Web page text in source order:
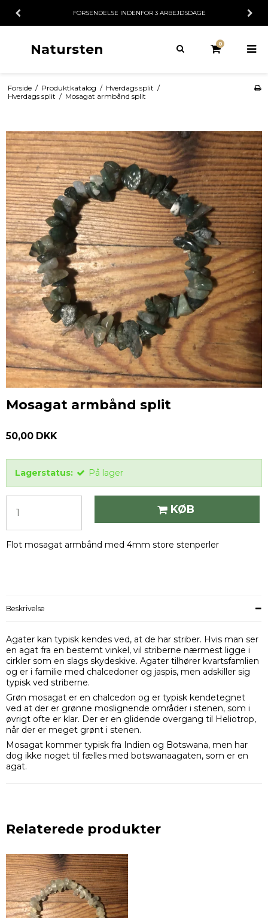
FORSENDELSE INDENFOR 3 ARBEJDSDAGE
Natursten 0
Forside / Produktkatalog / Hverdags split /
Hverdags split / Mosagat armbånd split
Mosagat armbånd split
50,00 DKK
Lagerstatus: På lager
KØB
Flot mosagat armbånd med 4mm store stenperler
Beskrivelse
Agater kan typisk kendes ved, at de har striber. Hvis man ser
en agat fra en bestemt vinkel, vil striberne nærmest ligge i
cirkler som en slags skydeskive. Agater tilhører kvartsfamlien
og er i familie med chalcedoner og jaspis, men adskiller sig
typisk ved striberne.
Grøn mosagat er en chalcedon og er typisk kendetegnet
ved at der er grønne moslignende områder i stenen, som i
øvrigt ofte er klar. Der er en glidende overgang til Heliotrop,
når der er meget grønt i stenen.
Mosagat kommer typisk fra Indien og Botswana, men har
dog ikke noget til fælles med botswanaagaten, som er en
agat.
Relaterede produkter